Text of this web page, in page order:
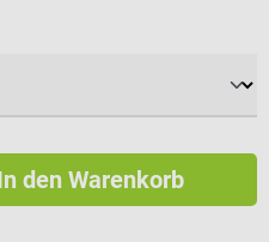
den Warenkorb